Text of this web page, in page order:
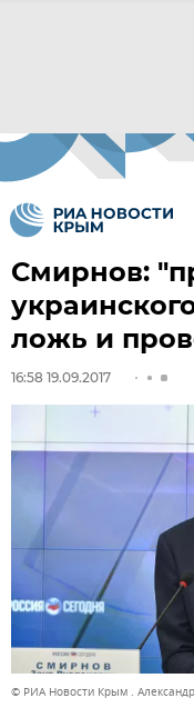
Смирнов:
ложь и
16:58 19.09.2017
© РИА Новости Крым .